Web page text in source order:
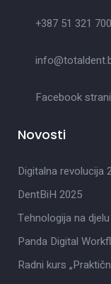
+387 51 321 700
Facebook
Novosti
Digitalna revolucija
DentBiH 2025
Tehnologija na
Panda Digital
Radni kurs